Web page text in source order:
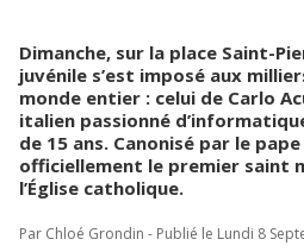
Dimanche, sur la place Saint-
juvénile s’est imposé aux
monde entier : celui de Carlo
italien passionné
de 15 ans. Canonisé par le
officiellement le premier saint
l’Église catholique.
Par Chloé Grondin - Publié le Lundi 8